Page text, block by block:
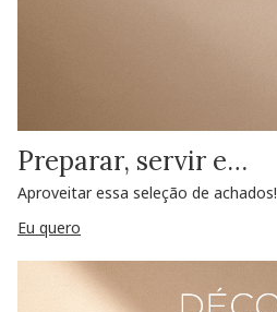
Preparar, servir e…
Aproveitar essa seleção de achados!
Eu quero